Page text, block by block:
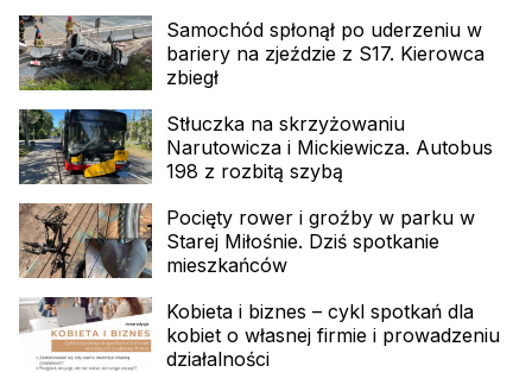
Samochód spłonął po uderzeniu w
bariery na zjeździe z S17. Kierowca
zbiegł
Stłuczka na skrzyżowaniu
Narutowicza i Mickiewicza. Autobus
198 z rozbitą szybą
Pocięty rower i groźby w parku w
Starej Miłośnie. Dziś spotkanie
mieszkańców
Kobieta i biznes – cykl spotkań dla
kobiet o własnej firmie i prowadzeniu
działalności